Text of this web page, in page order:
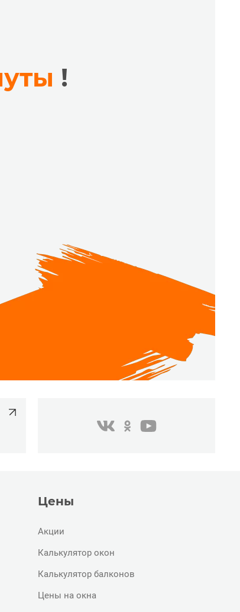
!
в контакте одноклассники youtube
Цены
Акции
Калькулятор окон
Калькулятор балконов
Цены на окна